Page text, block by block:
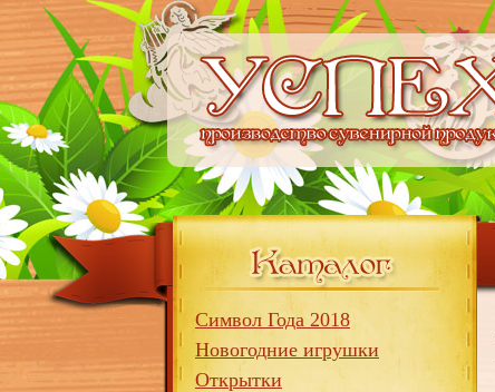
Символ Года 2018
Новогодние игрушки
Открытки